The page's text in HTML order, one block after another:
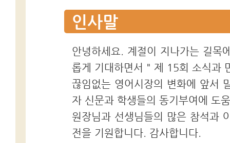
인사말
안녕하세요. 계절이 지나가는 길
롭게 기대하면서 " 제 15회 소식과
끊임없는 영어시장의 변화에 앞서
자 신문과 학생들의 동기부여에 도
원장님과 선생님들의 많은 참석과
전을 기원합니다. 감사합니다.